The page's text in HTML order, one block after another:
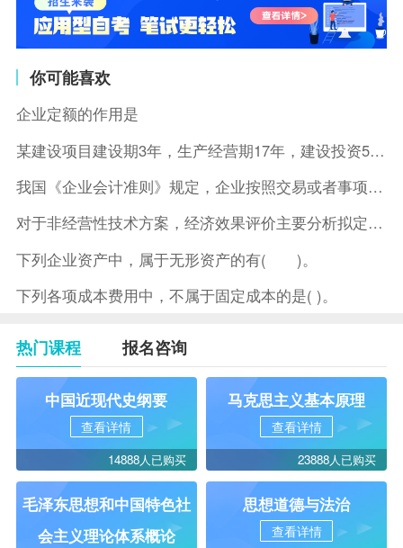
你可能喜欢
企业定额的作用是
某建设项目建设期3年，生产经营期17年，建设投资5500万元
我国《企业会计准则》规定，企业按照交易或者事项的经济特征确定
对于非经营性技术方案，经济效果评价主要分析拟定方案的( )。
下列企业资产中，属于无形资产的有( )。
下列各项成本费用中，不属于固定成本的是( )。
热门课程 报名咨询
中国近现代史纲要
查看详情
14888人已购买
马克思主义基本原理
查看详情
23888人已购买
毛泽东思想和中国特色社
会主义理论体系概论
思想道德与法治
查看详情